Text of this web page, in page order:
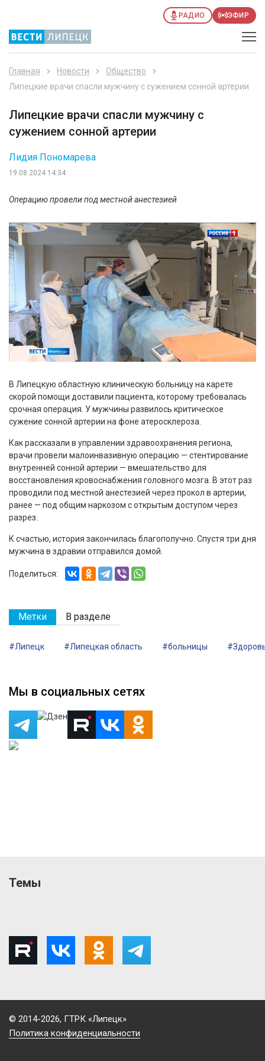
РАДИО ЭФИР
Главная Новости
Общество
Липецкие врачи спасли мужчину с сужением сонной артерии
Липецкие врачи спасли мужчину с
сужением сонной артерии
19.08.2024 14:34
Лидия Пономарева
Операцию провели под местной анестезией
В Липецкую областную клиническую больницу на карете
скорой помощи доставили пациента, которому требовалась
срочная операция. У мужчины развилось критическое
сужение сонной артерии на фоне атеросклероза.
Как рассказали в управлении здравоохранения региона,
врачи провели малоинвазивную операцию — стентирование
внутренней сонной артерии — вмешательство для
восстановления кровоснабжения головного мозга. В этот раз
проводили под местной анестезией через прокол в артерии,
ранее — под общим наркозом с открытым доступом через
разрез.
К счастью, история закончилась благополучно. Спустя три дня
мужчина в здравии отправился домой.
Поделиться:
Метки В разделе
#Липецк #Липецкая область #больницы
Мы в социальных сетях
Темы
© 2014-2026, ГТРК «Липецк»
Политика конфиденциальности